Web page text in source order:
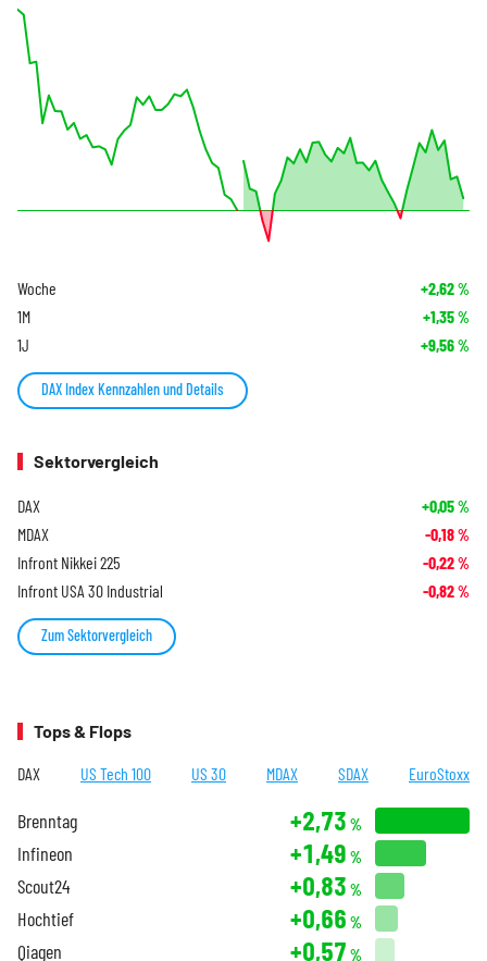
Woche +2,62%
1M +1,35%
1J +9,56%
DAX Index Kennzahlen und Details
Sektorvergleich
DAX +0,05%
MDAX -0,18%
Infront Nikkei 225 -0,22%
Infront USA 30 Industrial -0,82%
Zum Sektorvergleich
Tops & Flops
DAX US Tech 100 US 30 MDAX SDAX EuroStoxx
Brenntag +2,73 %
Infineon +1,49 %
Scout24 +0,83 %
Hochtief +0,66 %
Qiagen +0,57 %